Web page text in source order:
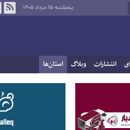
پنجشنبه ۱۵ مرداد ۱۴۰۵
انتشارات وبلاگ استان‌ها